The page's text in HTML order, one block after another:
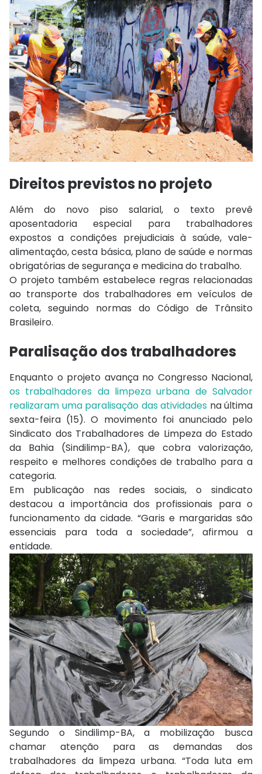
Direitos previstos no projeto
Além do novo piso salarial, o texto prevê
aposentadoria especial para trabalhadores
expostos a condições prejudiciais à saúde, vale-
alimentação, cesta básica, plano de saúde e normas
obrigatórias de segurança e medicina do trabalho.
O projeto também estabelece regras relacionadas
ao transporte dos trabalhadores em veículos de
coleta, seguindo normas do Código de Trânsito
Brasileiro.
Paralisação dos trabalhadores
Enquanto o projeto avança no Congresso Nacional,
os trabalhadores da limpeza urbana de Salvador
realizaram uma paralisação das atividades na última
sexta-feira (15). O movimento foi anunciado pelo
Sindicato dos Trabalhadores de Limpeza do Estado
da Bahia (Sindilimp-BA), que cobra valorização,
respeito e melhores condições de trabalho para a
categoria.
Em publicação nas redes sociais, o sindicato
destacou a importância dos profissionais para o
funcionamento da cidade. “Garis e margaridas são
essenciais para toda a sociedade”, afirmou a
entidade.
Segundo o Sindilimp-BA, a mobilização busca
chamar atenção para as demandas dos
trabalhadores da limpeza urbana. “Toda luta em